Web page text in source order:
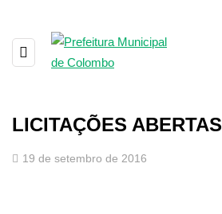
LICITAÇÕES ABERTAS
19 de setembro de 2016